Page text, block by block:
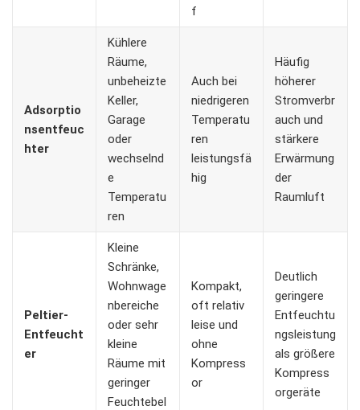
f
Adsorptio
nsentfeuc
hter
Kühlere
Räume,
unbeheizte
Keller,
Garage
oder
wechselnd
e
Temperatu
ren
Auch bei
niedrigeren
Temperatu
ren
leistungsfä
hig
Häufig
höherer
Stromverbr
auch und
stärkere
Erwärmung
der
Raumluft
Peltier-
Entfeucht
er
Kleine
Schränke,
Wohnwage
nbereiche
oder sehr
kleine
Räume mit
geringer
Feuchtebel
Kompakt,
oft relativ
leise und
ohne
Kompress
or
Deutlich
geringere
Entfeuchtu
ngsleistung
als größere
Kompress
orgeräte